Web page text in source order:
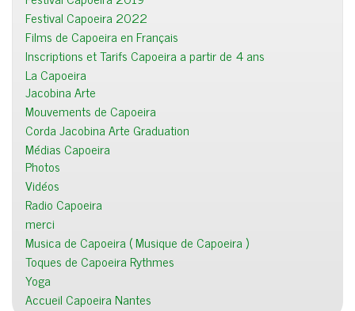
Festival Capoeira 2022
Films de Capoeira en Français
Inscriptions et Tarifs Capoeira a partir de 4 ans
La Capoeira
Jacobina Arte
Mouvements de Capoeira
Corda Jacobina Arte Graduation
Médias Capoeira
Photos
Vidéos
Radio Capoeira
merci
Musica de Capoeira ( Musique de Capoeira )
Toques de Capoeira Rythmes
Yoga
Accueil Capoeira Nantes